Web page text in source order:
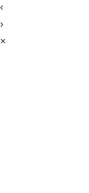
‹
›
×